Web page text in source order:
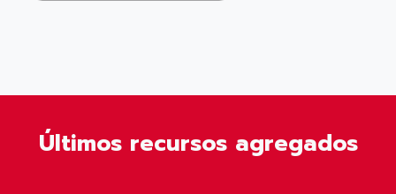
Últimos recursos agregados